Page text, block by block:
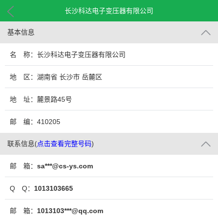
长沙科达电子变压器有限公司
基本信息
名 称：长沙科达电子变压器有限公司
地 区：湖南省 长沙市 岳麓区
地 址：麓景路45号
邮 编：410205
联系信息(点击查看完整号码)
邮 箱： sa***@cs-ys.com
Q Q： 1013103665
邮 箱： 1013103***@qq.com